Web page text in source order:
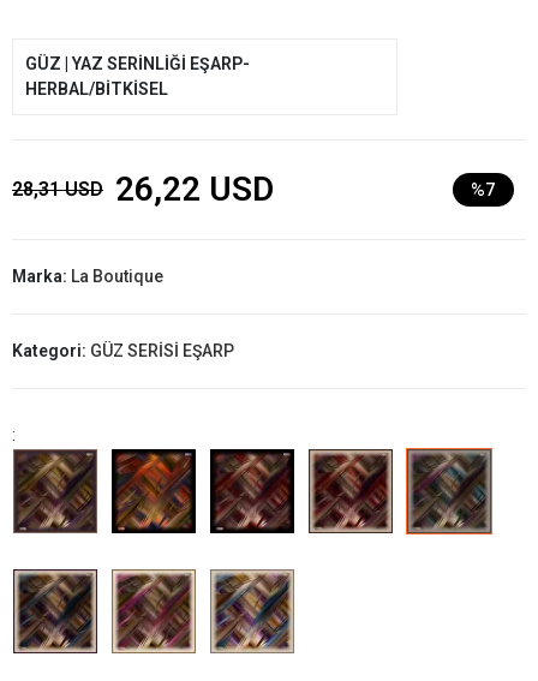
GÜZ | YAZ SERİNLİĞİ EŞARP-
HERBAL/BİTKİSEL
28,31 USD 26,22 USD %7
Marka: La Boutique
Kategori: GÜZ SERİSİ EŞARP
: